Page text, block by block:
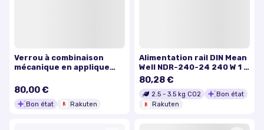
Verrou à combinaison
mécanique en applique
combinaison modifiable 2 à
8 chiffres ou lettres
80,00 €
Bon état Rakuten
Alimentation rail DIN Mean
Well NDR-240-24 240 W 1 x
1 pc(s)
80,28 €
2.5 - 3.5 kg CO2
Bon état
Rakuten